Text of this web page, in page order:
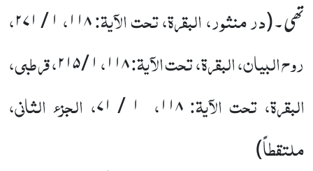
تھی۔(در منثور، البقرۃ، تحت الآیۃ:۱۱۸، ۱/۲۷۱،
روح البیان، البقرۃ، تحت الآیۃ:۱۱۸،۱/۲۱۵، قرطبی،
البقرۃ، تحت الآیۃ:۱۱۸، ۱ / ۷۱، الجزء الثانی،
ملتقطاً)